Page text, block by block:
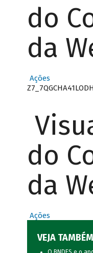
do
da
Ações
do
da
Ações
VEJA TAMBÉM